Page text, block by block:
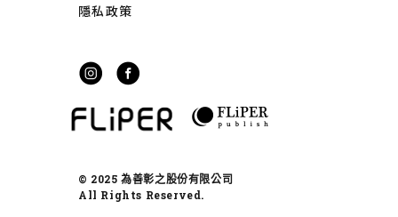
隱私政策
© 2025 為善彰之股份有限公司
All Rights Reserved.